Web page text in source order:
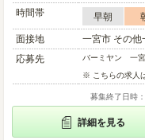
時間帯
早朝
面接地
一宮市 その他
応募先
バーミヤン 一
※ こちらの求人
募集終了日時
詳細を見る